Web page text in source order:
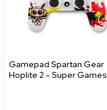
Gamepad Spartan Gear
Hoplite 2 - Super Games